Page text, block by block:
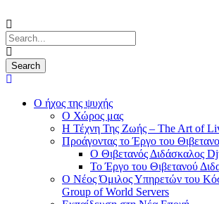
Ο ήχος της ψυχής
Ο Χώρος μας
Η Τέχνη Της Ζωής – The Art of
Προάγοντας το Έργο του
Ο Θιβετανός Διδάσκαλος
Το Έργο του Θιβετανού
Ο Νέος Όμιλος Υπηρετών του
Group of World Servers